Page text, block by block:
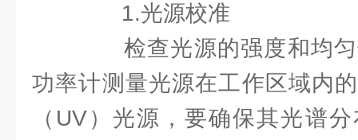
1.光源校准
检查光源的强度和均匀
功率计测量光源在工作区域内
（UV）光源，要确保其光谱